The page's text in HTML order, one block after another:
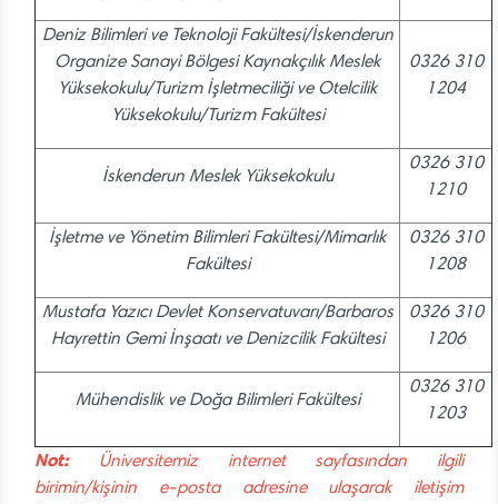
Deniz Bilimleri ve Teknoloji Fakültesi/İskenderun
Organize Sanayi Bölgesi Kaynakçılık Meslek
Yüksekokulu/Turizm İşletmeciliği ve Otelcilik
Yüksekokulu/Turizm Fakültesi
0326 310
1204
İskenderun Meslek Yüksekokulu
0326 310
1210
İşletme ve Yönetim Bilimleri Fakültesi/Mimarlık
Fakültesi
0326 310
1208
Mustafa Yazıcı Devlet Konservatuvarı/Barbaros
Hayrettin Gemi İnşaatı ve Denizcilik Fakültesi
0326 310
1206
Mühendislik ve Doğa Bilimleri Fakültesi
0326 310
1203
Not:
Üniversitemiz internet sayfasından ilgili
birimin/kişinin e-posta adresine ulaşarak iletişim